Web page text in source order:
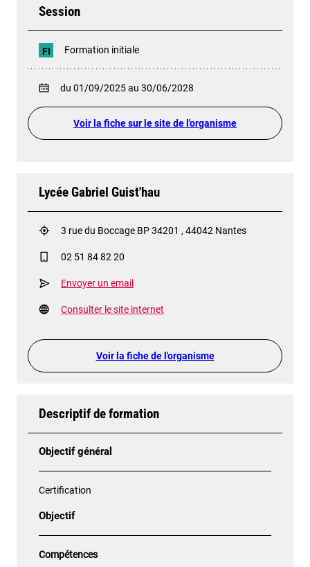
Session
FI Formation initiale
du 01/09/2025 au 30/06/2028
Voir la fiche sur le site de l'organisme
Lycée Gabriel Guist'hau
3 rue du Boccage BP 34201 , 44042 Nantes
02 51 84 82 20
Envoyer un email
Consulter le site internet
Voir la fiche de l'organisme
Descriptif de formation
Objectif général
Certification
Objectif
Compétences